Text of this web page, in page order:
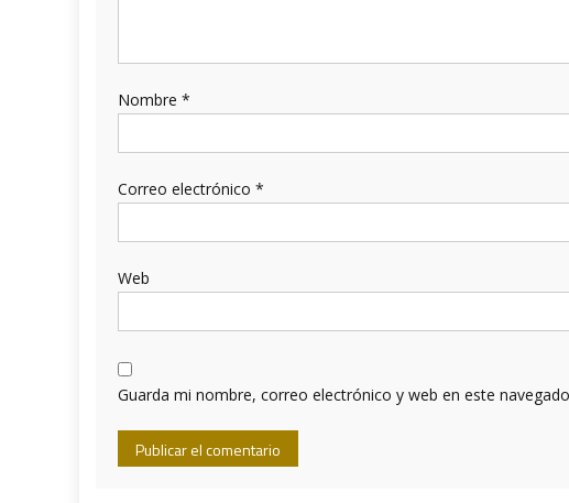
Nombre *
Correo electrónico *
Web
Guarda mi nombre, correo electrónico y web en este